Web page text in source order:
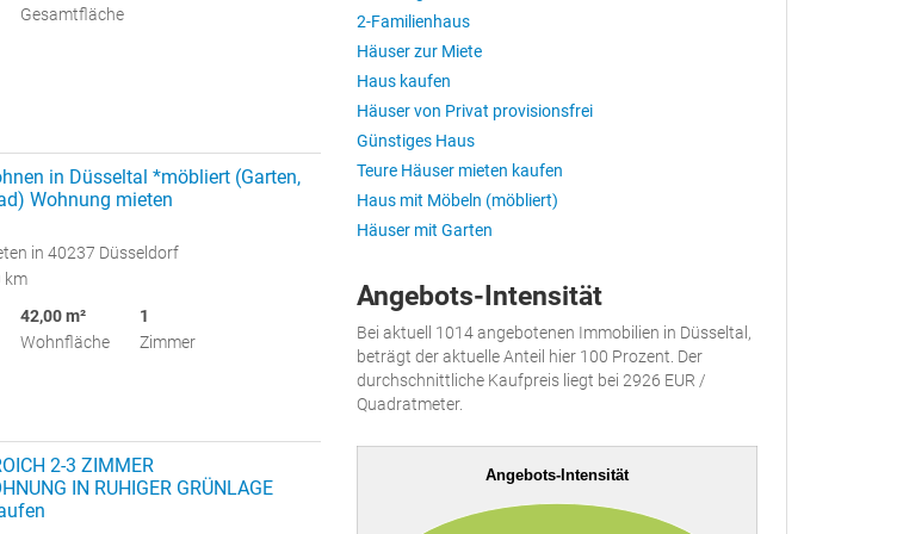
Gesamtfläche
in Düsseltal *möbliert (Garten,
Wohnung mieten
in 40237 Düsseldorf
km
42,00 m²
Wohnfläche
1
Zimmer
2-3 ZIMMER
IN RUHIGER GRÜNLAGE
2-Familienhaus
Häuser zur Miete
Haus kaufen
Häuser von Privat provisionsfrei
Günstiges Haus
Teure Häuser mieten kaufen
Haus mit Möbeln (möbliert)
Häuser mit Garten
Angebots-Intensität
Bei aktuell 1014 angebotenen Immobilien in Düsseltal,
beträgt der aktuelle Anteil hier 100 Prozent. Der
durchschnittliche Kaufpreis liegt bei 2926 EUR /
Quadratmeter.
Angebots-Intensität